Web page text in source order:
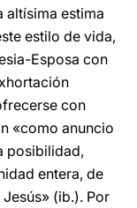
altísima estima
estilo de vida,
Esposa con
con
«como anuncio
posibilidad,
entera, de
(ib.). Por